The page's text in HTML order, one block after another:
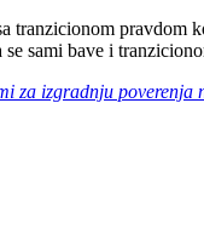
tranzicionom pravdom
se sami bave i
za izgradnju poverenja